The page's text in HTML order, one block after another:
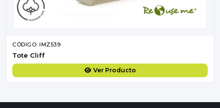
CÓDIGO: IMZ539
Tote Cliff
Ver Producto